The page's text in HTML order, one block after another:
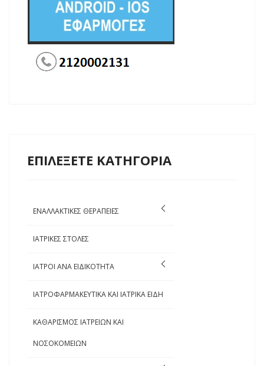
ΕΠΙΛΕΞΕΤΕ ΚΑΤΗΓΟΡΙΑ
ΕΝΑΛΛΑΚΤΙΚΕΣ ΘΕΡΑΠΕΙΕΣ
ΙΑΤΡΙΚΕΣ ΣΤΟΛΕΣ
ΙΑΤΡΟΙ ΑΝΑ ΕΙΔΙΚΟΤΗΤΑ
ΙΑΤΡΟΦΑΡΜΑΚΕΥΤΙΚΑ ΚΑΙ ΙΑΤΡΙΚΑ ΕΙΔΗ
ΚΑΘΑΡΙΣΜΟΣ ΙΑΤΡΕΙΩΝ ΚΑΙ
ΝΟΣΟΚΟΜΕΙΩΝ